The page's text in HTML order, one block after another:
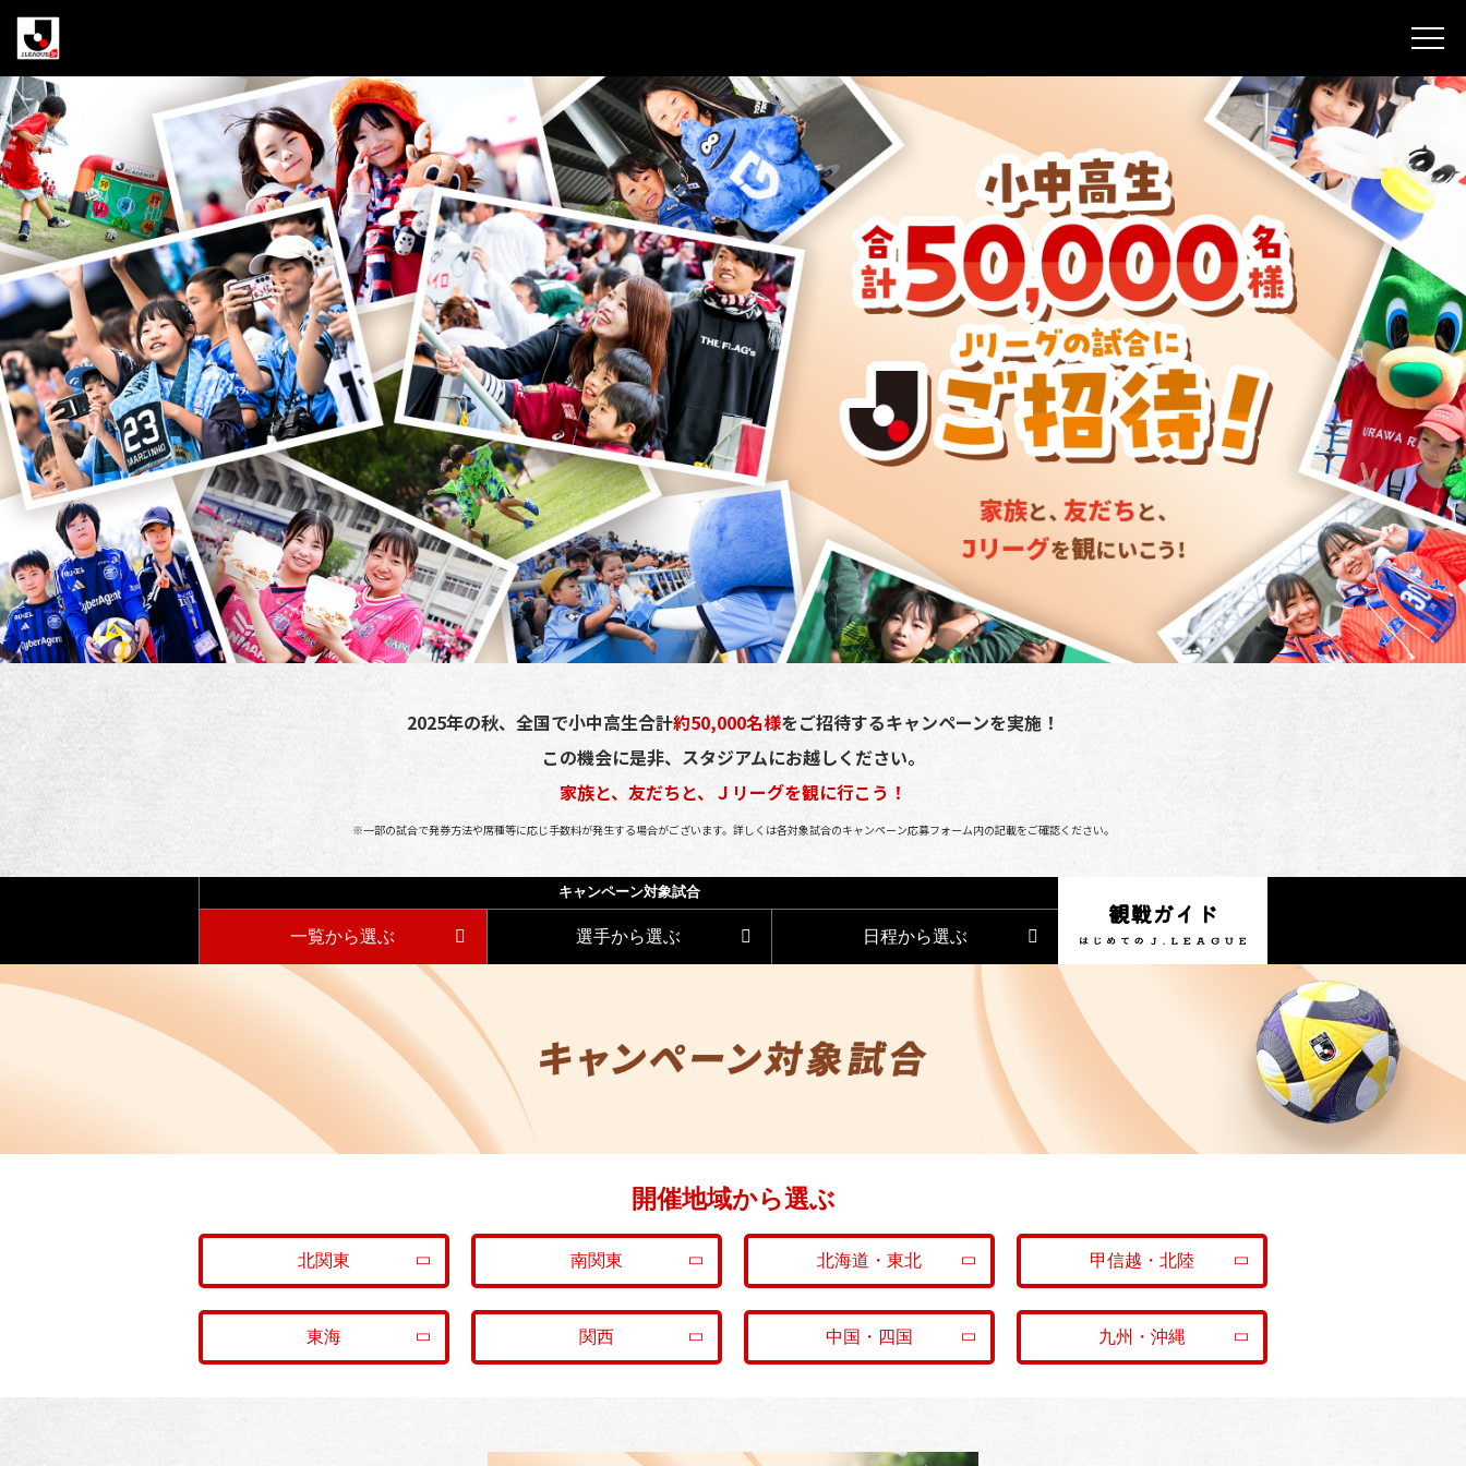
2025年の秋、全国で小中高生合計約50,000名様をご招待するキャンペーンを実施！
この機会に是非、スタジアムにお越しください。
家族と、友だちと、Ｊリーグを観に行こう！
※一部の試合で発券方法や席種等に応じ手数料が発生する場合がございます。 詳しくは各対象試合のキャンペーン応募フォーム内の記載をご確認ください。
キャンペーン対象試合
一覧から選ぶ 選手から選ぶ 日程から選ぶ
観戦ガイド
開催地域から選ぶ
北関東 南関東 北海道・東北 甲信越・北陸
東海 関西 中国・四国 九州・沖縄